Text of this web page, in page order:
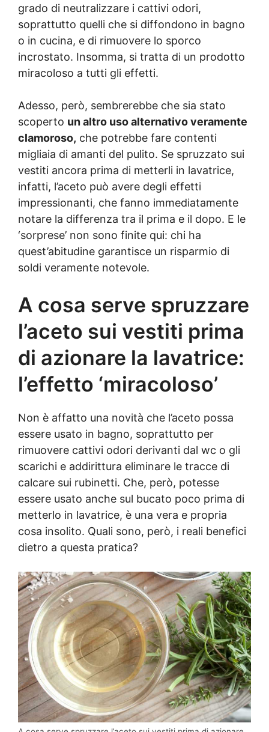
grado di neutralizzare i cattivi odori,
soprattutto quelli che si diffondono in bagno
o in cucina, e di rimuovere lo sporco
incrostato. Insomma, si tratta di un prodotto
miracoloso a tutti gli effetti.
Adesso, però, sembrerebbe che sia stato
scoperto un altro uso alternativo veramente
clamoroso, che potrebbe fare contenti
migliaia di amanti del pulito. Se spruzzato sui
vestiti ancora prima di metterli in lavatrice,
infatti, l’aceto può avere degli effetti
impressionanti, che fanno immediatamente
notare la differenza tra il prima e il dopo. E le
‘sorprese’ non sono finite qui: chi ha
quest’abitudine garantisce un risparmio di
soldi veramente notevole.
A cosa serve spruzzare
l’aceto sui vestiti prima
di azionare la lavatrice:
l’effetto ‘miracoloso’
Non è affatto una novità che l’aceto possa
essere usato in bagno, soprattutto per
rimuovere cattivi odori derivanti dal wc o gli
scarichi e addirittura eliminare le tracce di
calcare sui rubinetti. Che, però, potesse
essere usato anche sul bucato poco prima di
metterlo in lavatrice, è una vera e propria
cosa insolito. Quali sono, però, i reali benefici
dietro a questa pratica?